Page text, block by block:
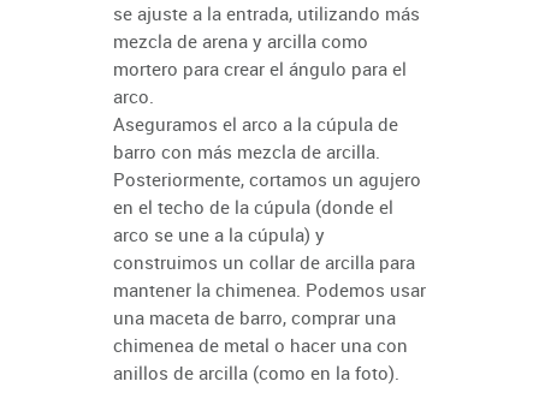
se ajuste a la entrada, utilizando más
mezcla de arena y arcilla como
mortero para crear el ángulo para el
arco.
Aseguramos el arco a la cúpula de
barro con más mezcla de arcilla.
Posteriormente, cortamos un agujero
en el techo de la cúpula (donde el
arco se une a la cúpula) y
construimos un collar de arcilla para
mantener la chimenea. Podemos usar
una maceta de barro, comprar una
chimenea de metal o hacer una con
anillos de arcilla (como en la foto).